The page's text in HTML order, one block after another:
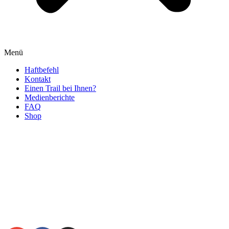
Menü
Haftbefehl
Kontakt
Einen Trail bei Ihnen?
Medienberichte
FAQ
Shop